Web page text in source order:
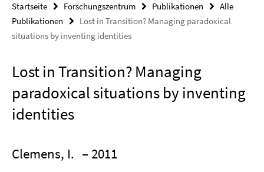
Startseite Forschungszentrum Publikationen
Alle
Publikationen
Lost in Transition? Managing paradoxical
situations by inventing identities
Lost in Transition? Managing
paradoxical situations by inventing
identities
Clemens, I. – 2011